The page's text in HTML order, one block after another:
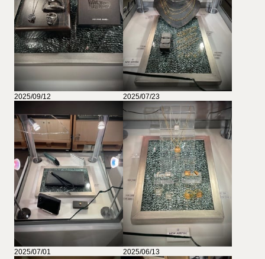
2025/09/12 2025/07/23
2025/07/01 2025/06/13